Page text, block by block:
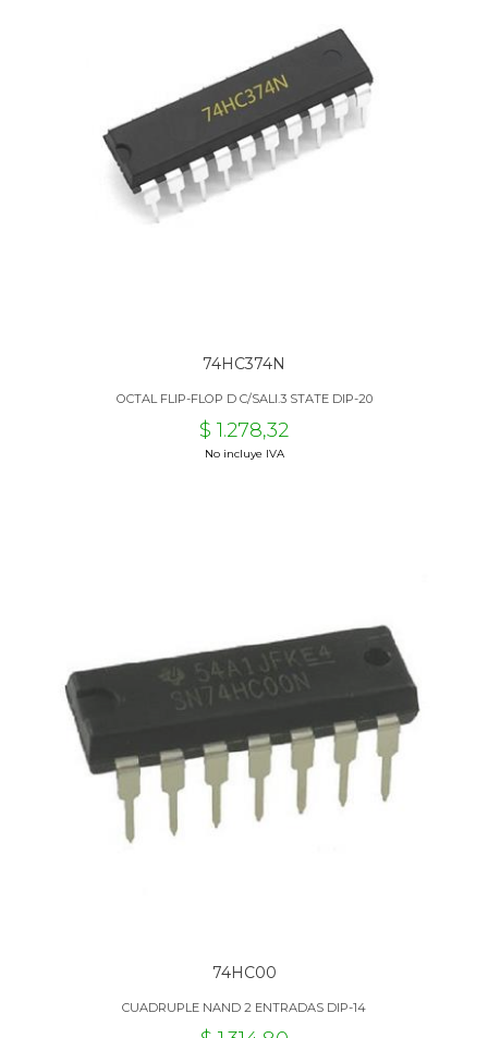
74HC374N
OCTAL FLIP-FLOP D C/SALI.3 STATE DIP-20
$ 1.278,32
No incluye IVA
74HC00
CUADRUPLE NAND 2 ENTRADAS DIP-14